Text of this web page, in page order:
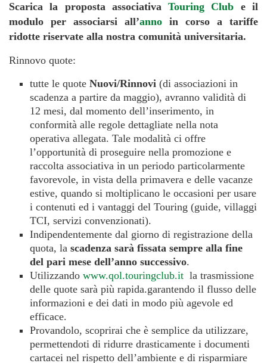
Scarica la proposta associativaTouring Club e il
modulo per associarsi all’anno in corso a tariffe
ridotte riservate alla nostra comunità universitaria.
Rinnovo quote:
tutte le quote Nuovi/Rinnovi (di associazioni in
scadenza a partire da maggio), avranno validità di
12 mesi, dal momento dell’inserimento, in
conformità alle regole dettagliate nella nota
operativa allegata. Tale modalità ci offre
l’opportunità di proseguire nella promozione e
raccolta associativa in un periodo particolarmente
favorevole, in vista della primavera e delle vacanze
estive, quando si moltiplicano le occasioni per usare
i contenuti ed i vantaggi del Touring (guide, villaggi
TCI, servizi convenzionati).
Indipendentemente dal giorno di registrazione della
quota, la scadenza sarà fissata sempre alla fine
del pari mese dell’anno successivo.
Utilizzando www.qol.touringclub.it la trasmissione
delle quote sarà più rapida.garantendo il flusso delle
informazioni e dei dati in modo più agevole ed
efficace.
Provandolo, scoprirai che è semplice da utilizzare,
permettendoti di ridurre drasticamente i documenti
cartacei nel rispetto dell’ambiente e di risparmiare